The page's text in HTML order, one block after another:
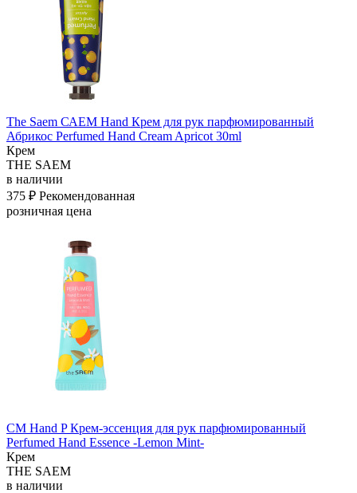
The Saem САЕМ Hand Крем для рук парфюмированный
Абрикос Perfumed Hand Cream Apricot 30ml
Крем
THE SAEM
в наличии
375 ₽ Рекомендованная
розничная цена
СМ Hand P Крем-эссенция для рук парфюмированный
Perfumed Hand Essence -Lemon Mint-
Крем
THE SAEM
в наличии